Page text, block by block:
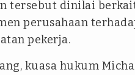
tersebut dinilai
perusahaan
pekerja.
kuasa hukum